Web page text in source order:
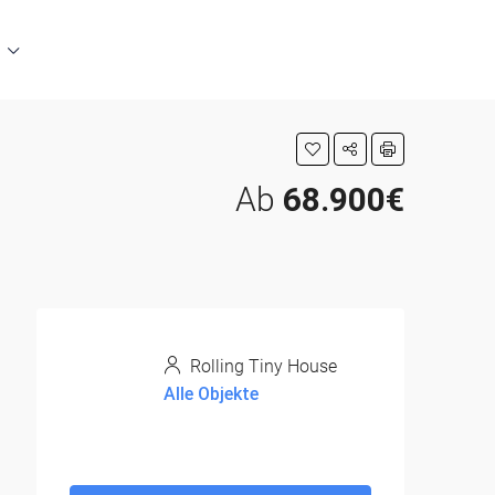
Ab 68.900€
Rolling Tiny House
Alle Objekte